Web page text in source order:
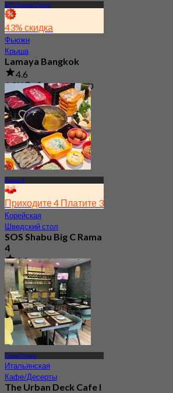
BTS Пхром Пхонг
43% скидка
Фьюжн
Крыша
Lamaya Bangkok
4.6
1.8K Забронировано
От฿ 362.5
Рама 4
Приходите 4 Платите 3
Корейская
Шведский стол
SOS Shabu Big C Rama
4
4.9
538 Забронировано
От฿ 276.75
Пром Пхонг
Итальянская
Кафе/Десерты
The Urban Deck Cafe I